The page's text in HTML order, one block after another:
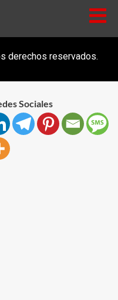
derechos reservados.
Sociales